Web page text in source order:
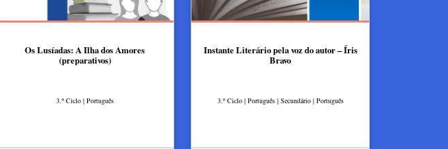
Os Lusíadas: A Ilha dos Amores
(preparativos)
3.º Ciclo | Português
Instante Literário pela voz do autor – Íris
Bravo​
3.º Ciclo | Português | Secundário | Português